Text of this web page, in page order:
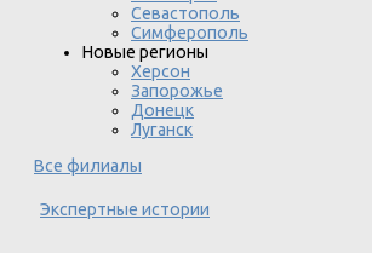
Севастополь
Симферополь
Новые регионы
Херсон
Запорожье
Донецк
Луганск
Все филиалы
Экспертные истории